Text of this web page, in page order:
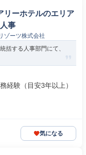
リーホテルのエリア
事
ゾーツ株式会社
括する人事部門にて、
経験（目安3年以上）
気になる